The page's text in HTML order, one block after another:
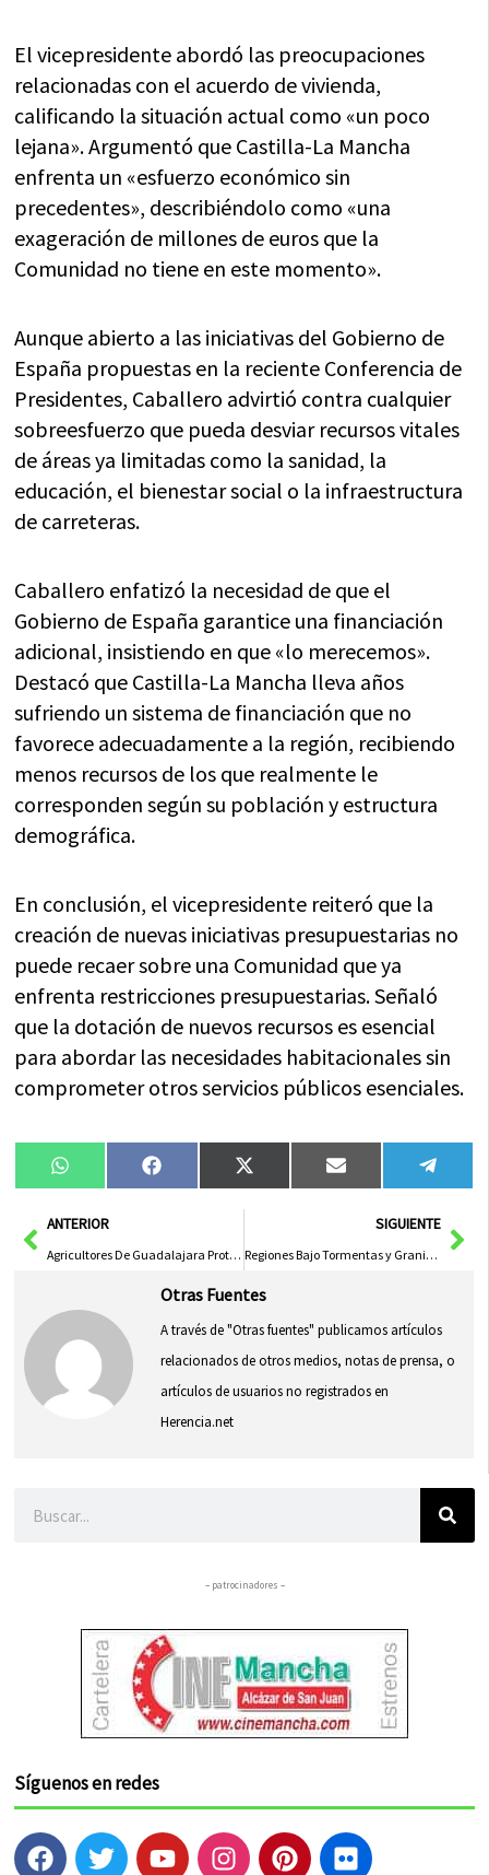
El vicepresidente abordó las preocupaciones
relacionadas con el acuerdo de vivienda,
calificando la situación actual como «un poco
lejana». Argumentó que Castilla-La Mancha
enfrenta un «esfuerzo económico sin
precedentes», describiéndolo como «una
exageración de millones de euros que la
Comunidad no tiene en este momento».
Aunque abierto a las iniciativas del Gobierno de
España propuestas en la reciente Conferencia de
Presidentes, Caballero advirtió contra cualquier
sobreesfuerzo que pueda desviar recursos vitales
de áreas ya limitadas como la sanidad, la
educación, el bienestar social o la infraestructura
de carreteras.
Caballero enfatizó la necesidad de que el
Gobierno de España garantice una financiación
adicional, insistiendo en que «lo merecemos».
Destacó que Castilla-La Mancha lleva años
sufriendo un sistema de financiación que no
favorece adecuadamente a la región, recibiendo
menos recursos de los que realmente le
corresponden según su población y estructura
demográfica.
En conclusión, el vicepresidente reiteró que la
creación de nuevas iniciativas presupuestarias no
puede recaer sobre una Comunidad que ya
enfrenta restricciones presupuestarias. Señaló
que la dotación de nuevos recursos es esencial
para abordar las necesidades habitacionales sin
comprometer otros servicios públicos esenciales.
Compartir
en
WhatsAppCompartir
en
FacebookCompartir
en
X
(Twitter)
Compartir
en
Email
en
AntANTERIOR
Agricultores De Guadalajara Protestan Por La «Ruina» Causada Por Los Precios Del Cereal
SIGUIENTE
Regiones Bajo Tormentas y Granizadas: Amenazas y Prevención
Otras Fuentes
A través de "Otras fuentes" publicamos artículos
relacionados de otros medios, notas de prensa, o
artículos de usuarios no registrados en
Herencia.net
– patrocinadores –
Síguenos en redes
F T Y I P F